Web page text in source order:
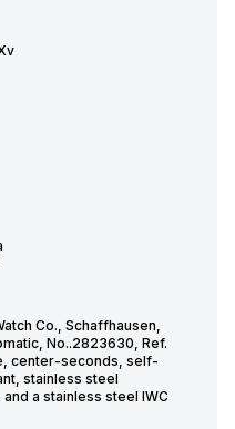
Co., Schaffhausen,
No..2823630, Ref.
center-seconds, self-
stainless steel
a stainless steel IWC